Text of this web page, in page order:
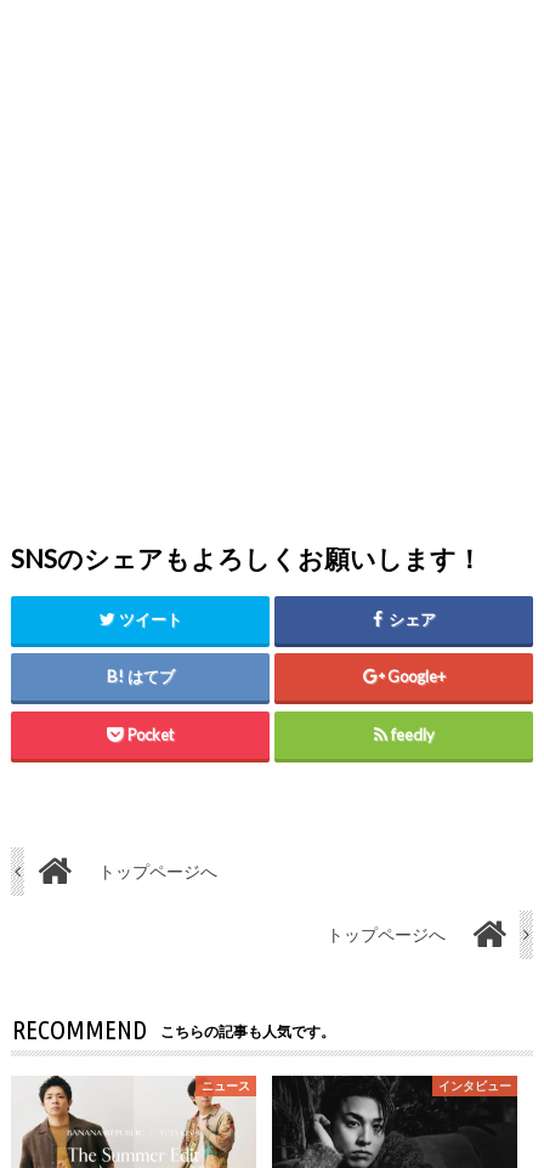
SNSのシェアもよろしくお願いします！
ツイート シェア
はてブ Google+
Pocket feedly
トップページへ
トップページへ
RECOMMEND こちらの記事も人気です。
ニュース インタビュー